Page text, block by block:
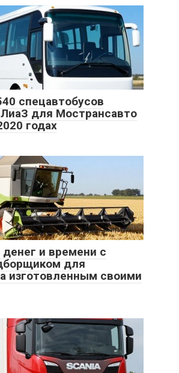
спецавтобусов
для Мострансавто
годах
и времени с
для
изготовленным своими